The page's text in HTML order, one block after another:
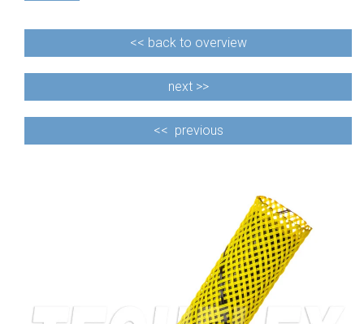
<< back to overview
next >>
<< previous